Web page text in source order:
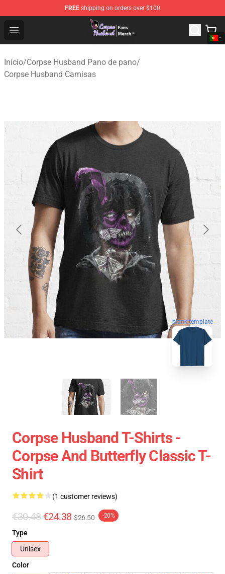
FREE shipping on orders over $100
Open menu
Corpse Husband Store - Official Corpse Husband
Início/Corpse Husband Pano de pano/
Corpse Husband Camisas
blank template
Corpse Husband T-Shirts -
Corpse And Butterfly Classic T-
Shirt
(1 customer reviews)
€30.48 €24.38 $26.50 -20%
Type
Unisex
Color